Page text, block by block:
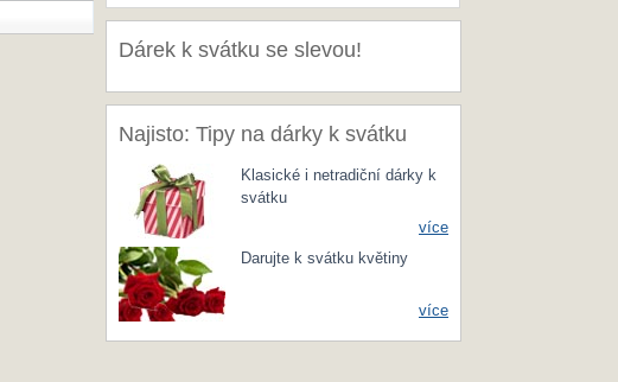
Dárek k svátku se slevou!
Najisto: Tipy na dárky k svátku
Klasické i netradiční dárky k
svátku
více
Darujte k svátku květiny
více